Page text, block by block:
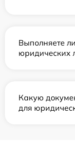
Выполняете
юридических
Какую
для